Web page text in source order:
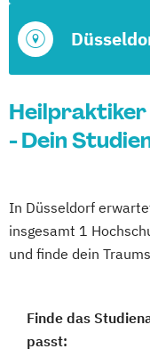
- Dein
In Düsseldorf
insgesamt 1
und finde dein
Finde das
passt: